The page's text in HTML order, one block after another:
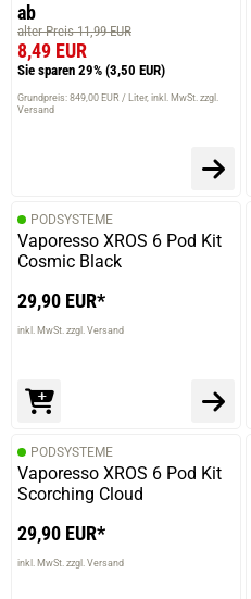
ab
alter Preis 11,99 EUR
8,49 EUR
Sie sparen 29% (3,50 EUR)
Grundpreis: 849,00 EUR / Liter inkl. MwSt. zzgl.
Versand
PODSYSTEME
Vaporesso XROS 6 Pod Kit
Cosmic Black
29,90 EUR*
inkl. MwSt. zzgl. Versand
PODSYSTEME
Vaporesso XROS 6 Pod Kit
Scorching Cloud
29,90 EUR*
inkl. MwSt. zzgl. Versand